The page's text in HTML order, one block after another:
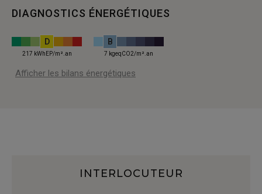
DIAGNOSTICS ÉNERGÉTIQUES
D
217 kWhEP/m².an
B
7 kgeqCO2/m².an
Afficher les bilans énergétiques
INTERLOCUTEUR